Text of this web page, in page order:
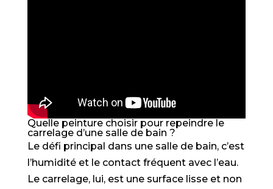
Quelle peinture choisir pour repeindre le
carrelage d’une salle de bain ?
Le défi principal dans une salle de bain, c’est
l’humidité et le contact fréquent avec l’eau.
Le carrelage, lui, est une surface lisse et non